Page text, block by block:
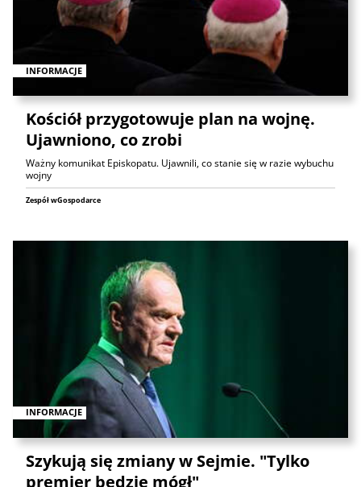
INFORMACJE
Kościół przygotowuje plan na wojnę.
Ujawniono, co zrobi
Ważny komunikat Episkopatu. Ujawnili, co stanie się w razie wybuchu
wojny
Zespół wGospodarce
INFORMACJE
Szykują się zmiany w Sejmie. "Tylko
premier będzie mógł"